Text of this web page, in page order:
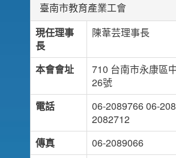
臺南市教育產業工會
現任理事
長
陳葦芸理事長
本會會址
710 台南市永康區
26號
電話
06-2089766 06-
2082712
傳真
06-2089066